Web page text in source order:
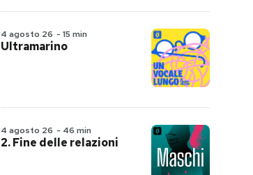
4 agosto 26 - 15 min
Ultramarino
4 agosto 26 - 46 min
2. Fine delle relazioni